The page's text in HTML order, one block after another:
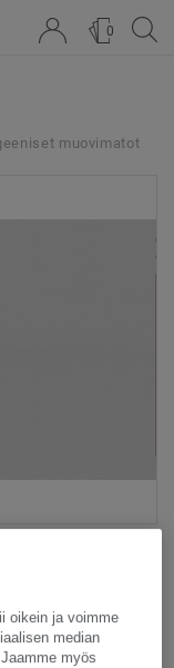
0
muovimatot
oikein ja voimme
median
myös